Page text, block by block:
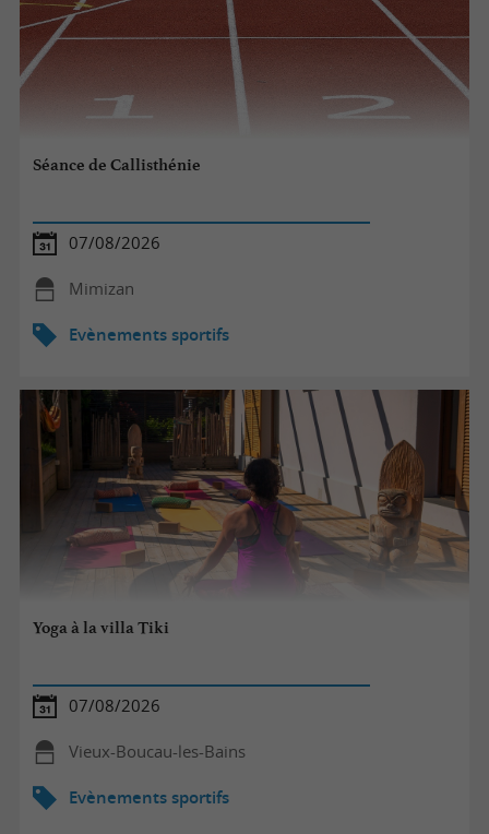
Séance de Callisthénie
07/08/2026
Mimizan
Evènements sportifs
Yoga à la villa Tiki
07/08/2026
Vieux-Boucau-les-Bains
Evènements sportifs